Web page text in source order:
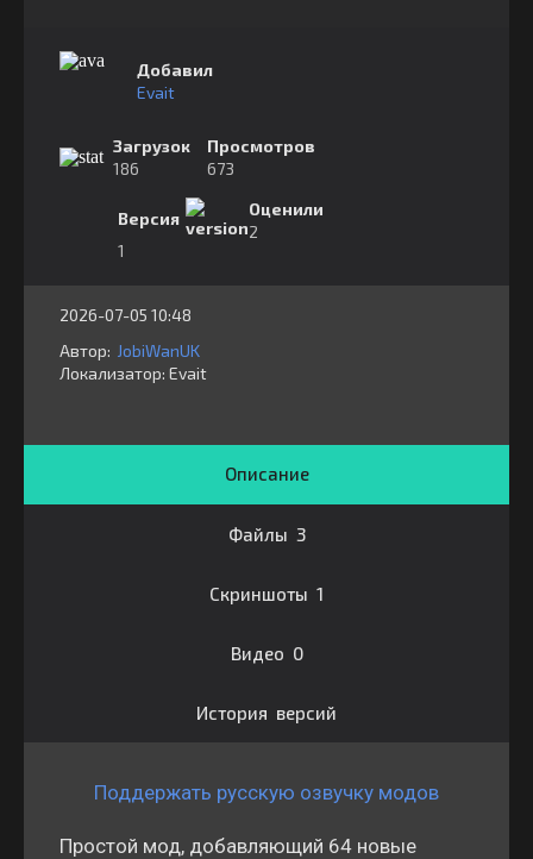
Добавил
Evait
Загрузок
186
Просмотров
673
Версия
1
Оценили
2
2026-07-05 10:48
Автор: JobiWanUK
Локализатор: ⁣⁣⁣Evait
Описание
Файлы 3
Скриншоты 1
Видео 0
История версий
Поддержать русскую озвучку модов
Простой мод, добавляющий 64 новые